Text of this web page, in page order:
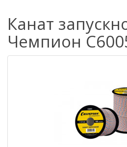
Канат
Чемпион